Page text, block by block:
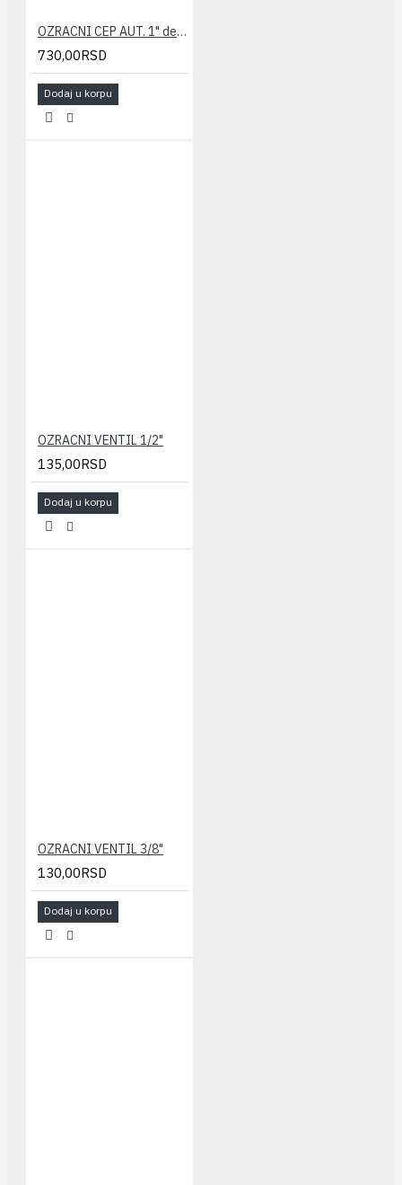
OZRACNI CEP AUT. 1" desni GIACOMINI
730,00RSD
Dodaj u korpu
OZRACNI VENTIL 1/2"
135,00RSD
Dodaj u korpu
OZRACNI VENTIL 3/8"
130,00RSD
Dodaj u korpu